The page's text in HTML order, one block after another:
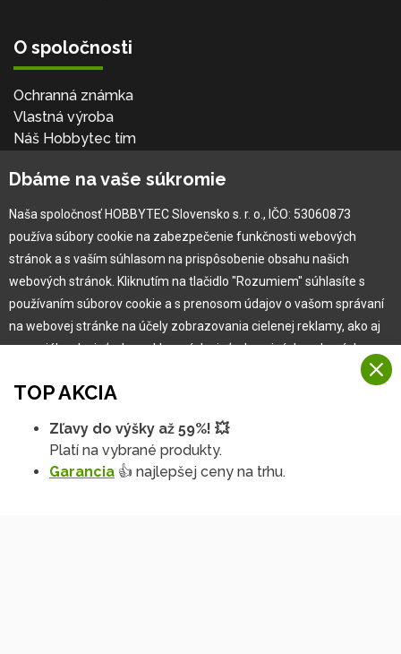
O spoločnosti
Ochranná známka
Vlastná výroba
Náš Hobbytec tím
Naša história
Pre zákazníka
Garancia najlepšej ceny
Užívateľský manuál
Reklamácia
TOP AKCIA
Zľavy do výšky až 59%! 💥
Platí na vybrané produkty.
Garancia 👍 najlepšej ceny na trhu.
Dbáme na vaše súkromie
Naša spoločnosť HOBBYTEC Slovensko s. r. o., IČO: 53060873
používa súbory cookie na zabezpečenie funkčnosti webových
stránok a s vaším súhlasom na prispôsobenie obsahu našich
webových stránok. Kliknutím na tlačidlo "Rozumiem" súhlasíte s
používaním súborov cookie a s prenosom údajov o vašom správaní
na webovej stránke na účely zobrazovania cielenej reklamy, ako aj
na sociálnych sieťach a reklamných sieťach na iných webových
Viac informácií
Na našich webových stránkach používame niekoľko kategórií
Rozumiem